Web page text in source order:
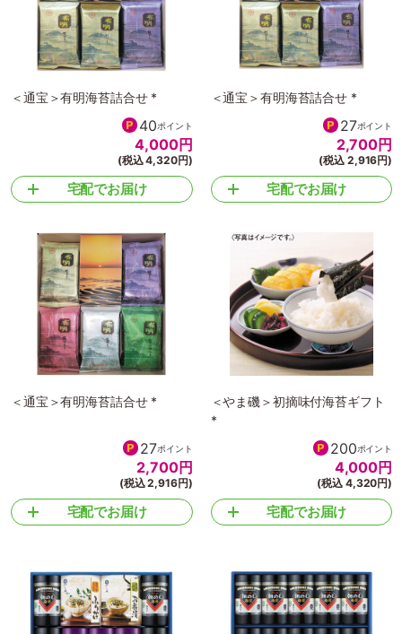
＜通宝＞有明海苔詰合せ *
40ポイント
4,000円
(税込 4,320円)
宅配でお届け
＜通宝＞有明海苔詰合せ *
27ポイント
2,700円
(税込 2,916円)
宅配でお届け
＜通宝＞有明海苔詰合せ *
27ポイント
2,700円
(税込 2,916円)
宅配でお届け
＜やま磯＞初摘味付海苔ギフト
*
200ポイント
4,000円
(税込 4,320円)
宅配でお届け